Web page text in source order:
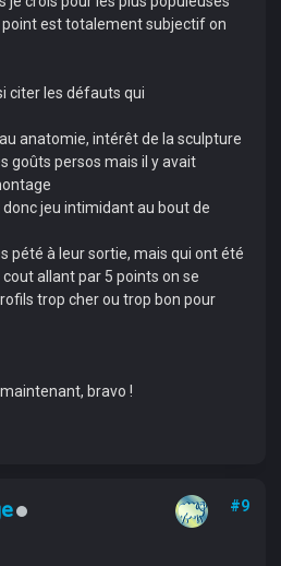
est totalement subjectif on
citer les défauts qui
anatomie, intérêt de la sculpture
goûts persos mais il y avait
jeu intimidant au bout de
pété à leur sortie, mais qui ont été
allant par 5 points on se
trop cher ou trop bon pour
bravo !
#9